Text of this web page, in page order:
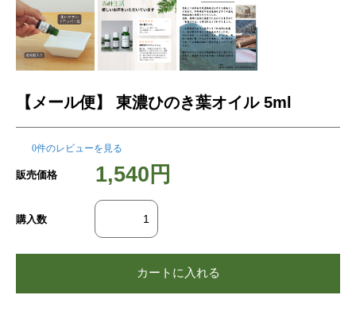
【メール便】 東濃ひのき葉オイル 5ml
0件のレビューを見る
販売価格 1,540円
購入数